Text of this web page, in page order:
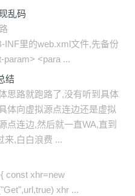
乱码
INF里的web.xml文件,先备份
param> <para ...
结
思路就跑路了,没有听到具体
体向虚拟源点连边还是虚拟
点连边,然后就一直WA,直到
来,白白浪费 ...
const xhr=new
xhr ...